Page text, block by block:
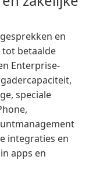
en
betaalde
Enterprise-
speciale
integraties en
apps en